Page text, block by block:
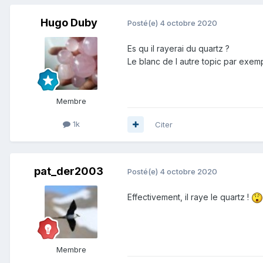
Hugo Duby
Membre
1k
Posté(e) 4 octobre 2020
Es qu il rayerai du quartz ?
Le blanc de l autre topic par
Citer
pat_der2003
Membre
Posté(e) 4 octobre 2020
Effectivement, il raye le quartz !